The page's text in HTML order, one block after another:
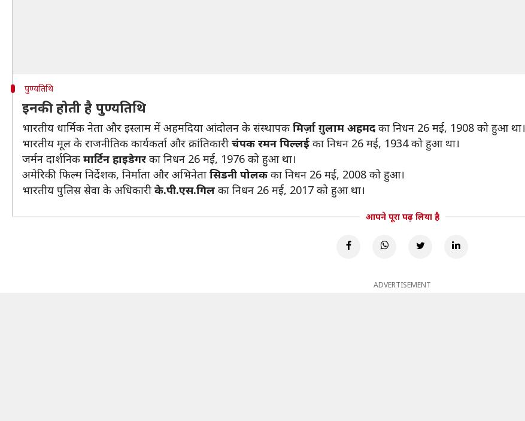
पुण्यतिथि
इनकी होती है पुण्यतिथि
भारतीय धार्मिक नेता और इस्लाम में अहमदिया आंदोलन के संस्थापक मिर्ज़ा ग़ुलाम अहमद का निधन 26 मई, 1908 को हुआ था।
भारतीय मूल के राजनीतिक कार्यकर्ता और क्रांतिकारी चंपक रमन पिल्लई का निधन 26 मई, 1934 को हुआ था।
जर्मन दार्शनिक मार्टिन हाइडेगर का निधन 26 मई, 1976 को हुआ था।
अमेरिकी फिल्म निर्देशक, निर्माता और अभिनेता सिडनी पोलक का निधन 26 मई, 2008 को हुआ।
भारतीय पुलिस सेवा के अधिकारी के.पी.एस.गिल का निधन 26 मई, 2017 को हुआ था।
आपने पूरा पढ़ लिया है
ADVERTISEMENT